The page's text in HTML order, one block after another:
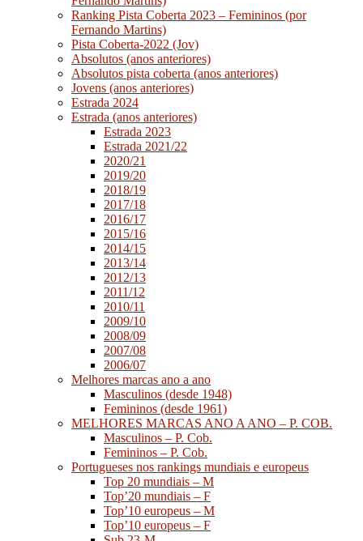
Ranking Pista Coberta 2023 – Femininos (por
Fernando Martins)
Pista Coberta-2022 (Jov)
Absolutos (anos anteriores)
Absolutos pista coberta (anos anteriores)
Jovens (anos anteriores)
Estrada 2024
Estrada (anos anteriores)
Estrada 2023
Estrada 2021/22
2020/21
2019/20
2018/19
2017/18
2016/17
2015/16
2014/15
2013/14
2012/13
2011/12
2010/11
2009/10
2008/09
2007/08
2006/07
Melhores marcas ano a ano
Masculinos (desde 1948)
Femininos (desde 1961)
MELHORES MARCAS ANO A ANO – P. COB.
Masculinos – P. Cob.
Femininos – P. Cob.
Portugueses nos rankings mundiais e europeus
Top 20 mundiais – M
Top’20 mundiais – F
Top’10 europeus – M
Top’10 europeus – F